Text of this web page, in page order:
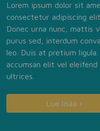
Lorem ipsum dolor sit
consectetur adipiscing elit.
Donec urna nunc, mattis
purus sed, interdum
leo. Duis at pretium
accumsan elit vel eleifend
ultrices.
Lue lisää ›